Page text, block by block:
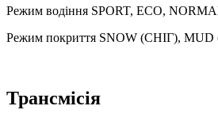
Режим водіння SPORT, ECO,
Режим покриття SNOW (СНІГ),
Трансмісія